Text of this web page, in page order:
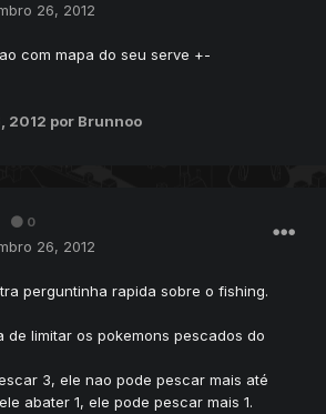
26, 2012
com mapa do seu serve +-
2012 por Brunnoo
0
26, 2012
perguntinha rapida sobre o fishing.
de limitar os pokemons pescados do
3, ele nao pode pescar mais até
abater 1, ele pode pescar mais 1.